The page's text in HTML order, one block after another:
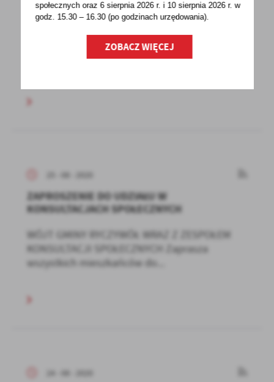
"POKAŻ SWÓJ PROJEKT" KONKURS
Szanowni Państwo,zachęcamy do udziału
w konkursie „Pokaż swój projekt”, który jest
25 - 08 - 2020
ZAPROSZENIE DO UDZIAŁU W
KONSULTACJACH SPOŁECZNYCH
WÓJT GMINY RYCZYWÓŁ WRAZ Z ZESPOŁEM
KONSULTACJI SPOŁECZNYCH Zaprasza
wszystkich mieszkańców do...
24 - 08 - 2020
społecznych oraz 6 sierpnia 2026 r. i 10 sierpnia 2026 r. w
godz. 15.30 – 16.30 (po godzinachurzędowania).
ZOBACZ WIĘCEJ